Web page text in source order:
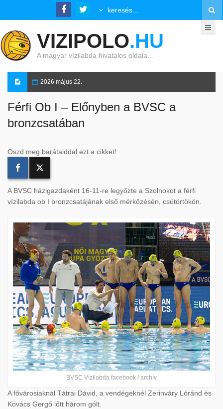
VIZIPOLO.HU
A magyar vízilabda hivatalos oldala…
2026 május 22.
Férfi Ob I – Előnyben a BVSC a
bronzcsatában
Oszd meg barátaiddal ezt a cikket!
A BVSC házigazdaként 16-11-re legyőzte a Szolnokot a férfi
vízilabda ob I bronzcsatájának első mérkőzésén, csütörtökön.
BVSC Vízilabda facebook / archív
A fővárosiaknál Tátrai Dávid, a vendégeknél Zerinváry Lóránd és
Kovács Gergő lőtt három gólt.